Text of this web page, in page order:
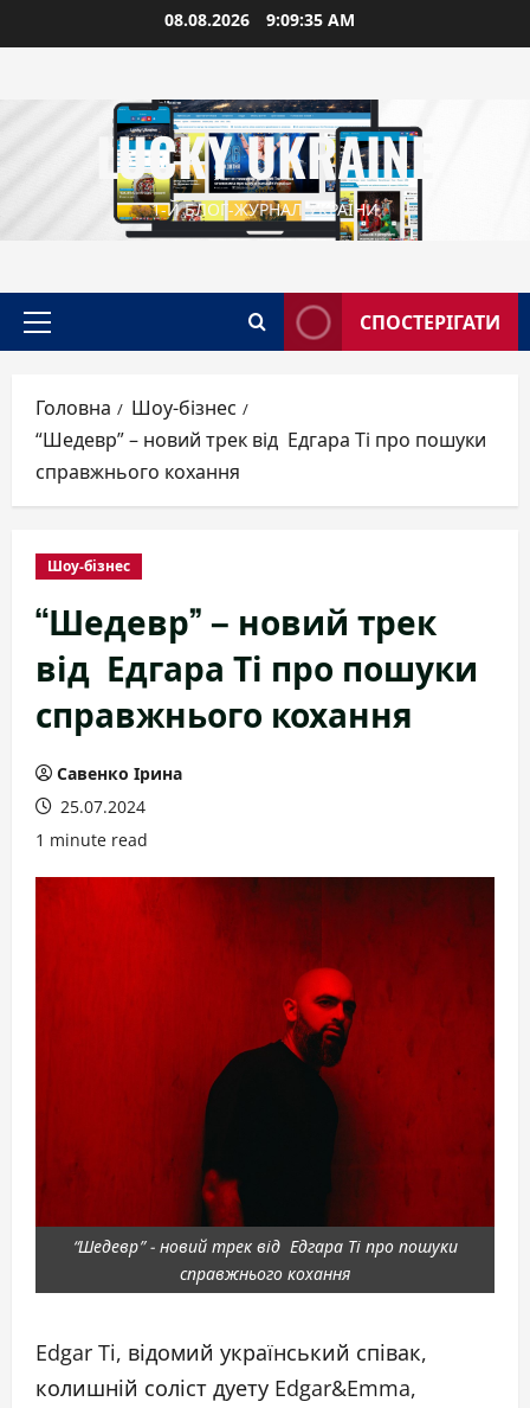
до
08.08.2026 9:09:36 AM
LUCKY UKRAINE
1-Й БЛОГ-ЖУРНАЛ УКРАЇНИ
Головне
СПОСТЕРІГАТИ
Головна
Шоу-бізнес
“Шедевр” – новий трек від Едгара Ті про пошуки
справжнього кохання
Шоу-бізнес
“Шедевр” – новий трек
від Едгара Ті про пошуки
справжнього кохання
Савенко Ірина
25.07.2024
1 minute read
“Шедевр” - новий трек від Едгара Ті про пошуки
справжнього кохання
Edgar Ti, відомий український співак,
колишній соліст дуету Edgar&Emma,